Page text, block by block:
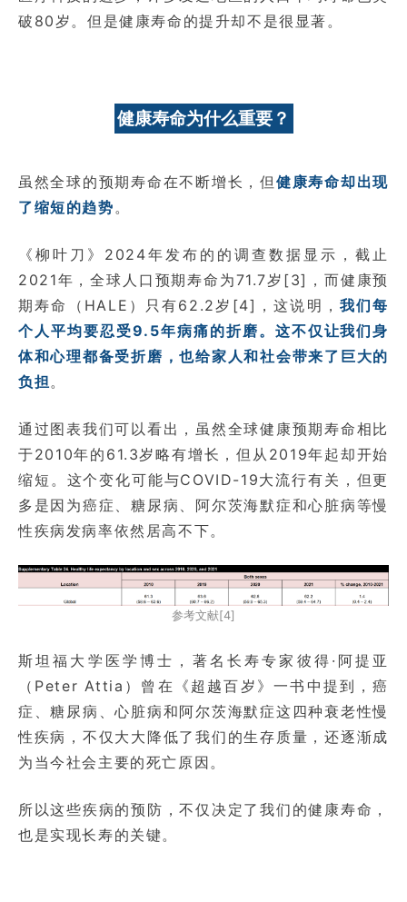
破80岁。但是健康寿命的提升却不是很显著。
健康寿命为什么重要？
虽然全球的预期寿命在不断增长，但 健康寿命却出现
了缩短的趋势 。
《柳叶刀》2024年发布的的调查数据显示，截止
2021年，全球人口预期寿命为71.7岁[3]，而健康预
期寿命（HALE）只有62.2岁[4]，这说明， 我们每
个人平均要忍受9.5年病痛的折磨。这不仅让我们身
体和心理都备受折磨，也给家人和社会带来了巨大的
负担 。
通过图表我们可以看出，虽然全球健康预期寿命相比
于2010年的61.3岁略有增长，但从2019年起却开始
缩短。这个变化可能与COVID-19大流行有关，但更
多是因为癌症、糖尿病、阿尔茨海默症和心脏病等慢
性疾病发病率依然居高不下。
参考文献[4]
斯坦福大学医学博士，著名长寿专家彼得·阿提亚
（Peter Attia）曾在《超越百岁》一书中提到，癌
症、糖尿病、心脏病和阿尔茨海默症这四种衰老性慢
性疾病，不仅大大降低了我们的生存质量，还逐渐成
为当今社会主要的死亡原因。
所以这些疾病的预防，不仅决定了我们的健康寿命，
也是实现长寿的关键。